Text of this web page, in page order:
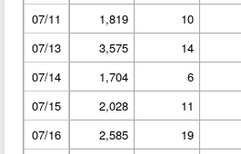
07/11
1,819 10
07/13
3,575 14
07/14
1,704 6
07/15
2,028 11
07/16
2,585 19